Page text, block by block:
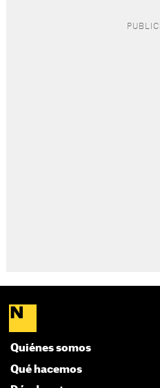
Quiénes somos
Qué hacemos